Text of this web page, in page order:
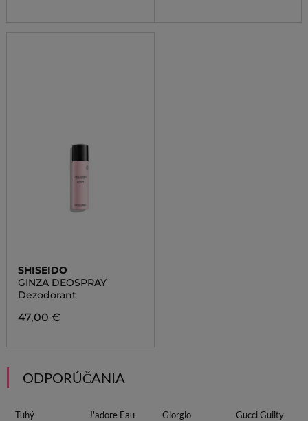
SHISEIDO
GINZA DEOSPRAY
Dezodorant
47,00 €
ODPORÚČANIA
Tuhý
J'adore Eau
Giorgio
Gucci Guilty